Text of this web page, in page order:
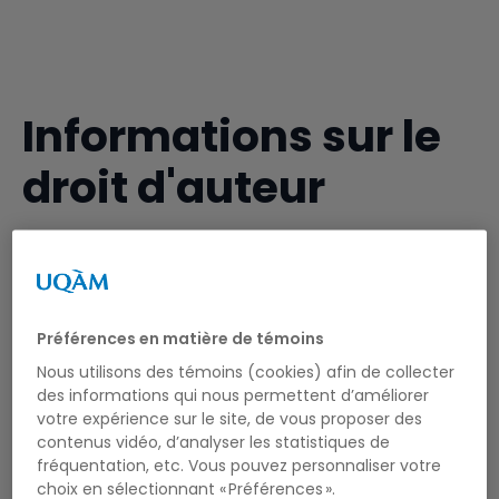
Informations sur le
droit d'auteur
Contact
Visitez ma page dans le répertoire de l’UQAMpour
me rejoindre.
Préférences en matière de témoins
Nous utilisons des témoins (cookies) afin de collecter
des informations qui nous permettent d’améliorer
votre expérience sur le site, de vous proposer des
contenus vidéo, d’analyser les statistiques de
fréquentation, etc. Vous pouvez personnaliser votre
choix en sélectionnant « Préférences ».